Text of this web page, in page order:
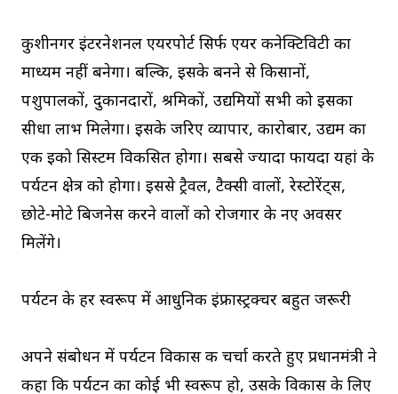
कुशीनगर इंटरनेशनल एयरपोर्ट सिर्फ एयर कनेक्टिविटी का
माध्यम नहीं बनेगा। बल्कि, इसके बनने से किसानों,
पशुपालकों, दुकानदारों, श्रमिकों, उद्यमियों सभी को इसका
सीधा लाभ मिलेगा। इसके जरिए व्यापार, कारोबार, उद्यम का
एक इको सिस्टम विकसित होगा। सबसे ज्यादा फायदा यहां के
पर्यटन क्षेत्र को होगा। इससे ट्रैवल, टैक्सी वालों, रेस्टोरेंट्स,
छोटे-मोटे बिजनेस करने वालों को रोजगार के नए अवसर
मिलेंगे।
पर्यटन के हर स्वरूप में आधुनिक इंफ्रास्ट्रक्चर बहुत जरूरी
अपने संबोधन में पर्यटन विकास की चर्चा करते हुए प्रधानमंत्री ने
कहा कि पर्यटन का कोई भी स्वरूप हो, उसके विकास के लिए